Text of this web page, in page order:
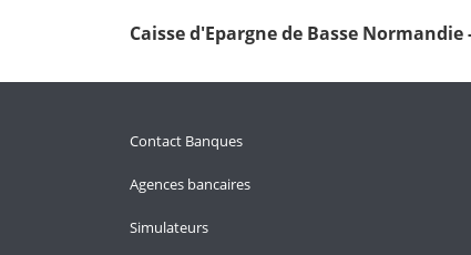
Caisse d'Epargne de Basse
Contact Banques
Agences bancaires
Simulateurs